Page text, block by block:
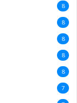
8
8
8
8
8
7